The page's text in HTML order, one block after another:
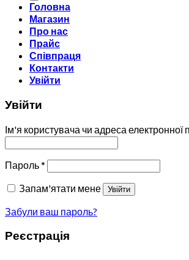
Головна
Магазин
Про нас
Прайс
Співпраця
Контакти
Увійти
Увійти
Ім'я користувача чи адреса електронної
Пароль*
Запам'ятати мене
Увійти
Забули ваш пароль?
Реєстрація